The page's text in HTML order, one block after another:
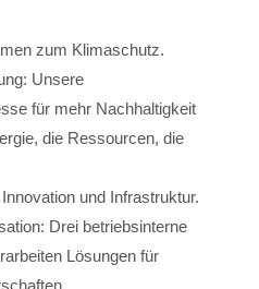
zum Klimaschutz.
Unsere
für mehr Nachhaltigkeit
die Ressourcen, die
und Infrastruktur.
Drei betriebsinterne
Lösungen für